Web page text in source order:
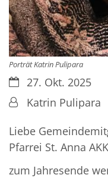
Porträt Katrin Pulipara
Datum:27. Okt. 2025
Von:Katrin Pulipara
Liebe
Pfarrei St. Anna
zum Jahresende